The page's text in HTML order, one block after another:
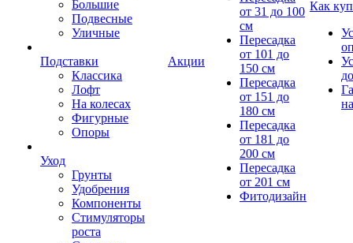
Большие
Подвесные
Уличные
Подставки
Классика
Лофт
На колесах
Фигурные
Опоры
Уход
Грунты
Удобрения
Компоненты
Стимуляторы
роста
Акции
от 31 до 100
см
Пересадка
от 101 до
150 см
Пересадка
от 151 до
180 см
Пересадка
от 181 до
200 см
Пересадка
от 201 см
Фитодизайн
Как